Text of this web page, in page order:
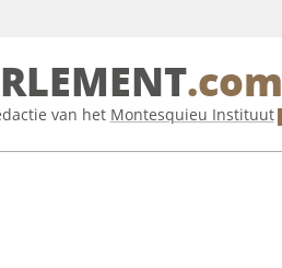
.com
van het Montesquieu Instituut